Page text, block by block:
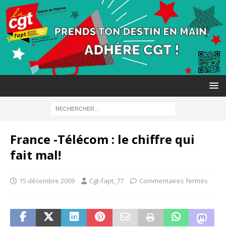
France -Télécom : le chiffre qui
fait mal!
15 décembre 2009 Cgt-fapt_77 Commentaires fermés